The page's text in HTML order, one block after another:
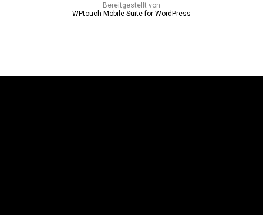
Bereitgestellt von
WPtouch Mobile Suite for WordPress